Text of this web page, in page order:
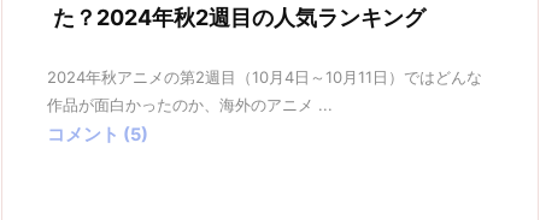
た？2024年秋2週目の人気ランキング
2024年秋アニメの第2週目（10月4日～10月11日）ではどんな
作品が面白かったのか、海外のアニメ ...
コメント (5)